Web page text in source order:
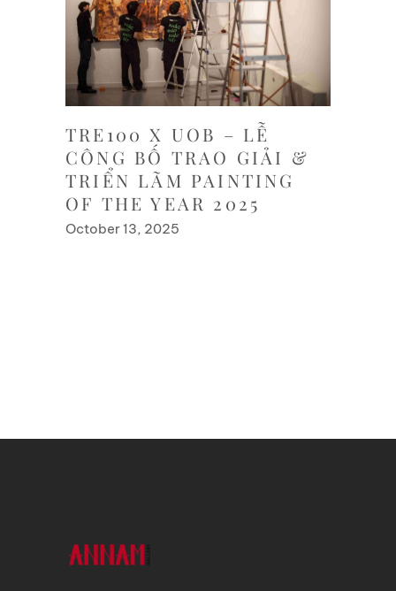
TRE100 X UOB – LỄ
CÔNG BỐ TRAO GIẢI &
TRIỂN LÃM PAINTING
OF THE YEAR 2025
October 13, 2025